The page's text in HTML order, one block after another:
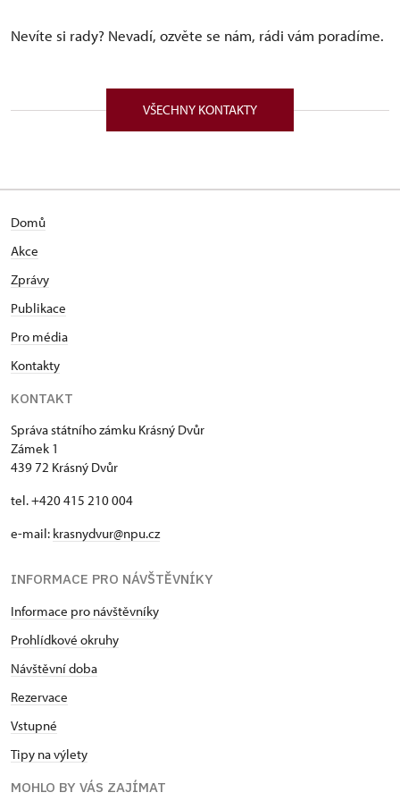
Nevíte si rady? Nevadí, ozvěte se nám, rádi vám poradíme.
VŠECHNY KONTAKTY
Domů
Akce
Zprávy
Publikace
Pro média
Kontakty
KONTAKT
Správa státního zámku Krásný Dvůr
Zámek 1
439 72 Krásný Dvůr
tel. +420 415 210 004
e-mail: krasnydvur@npu.cz
INFORMACE PRO NÁVŠTĚVNÍKY
Informace pro návštěvníky
Prohlídkové okruhy
Návštěvní doba
Rezervace
Vstupné
Tipy na výlety
MOHLO BY VÁS ZAJÍMAT